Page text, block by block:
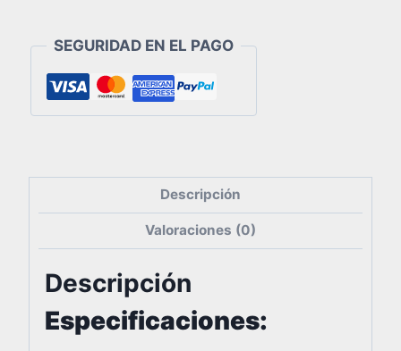
SEGURIDAD EN EL PAGO
Descripción
Valoraciones (0)
Descripción
Especificaciones: